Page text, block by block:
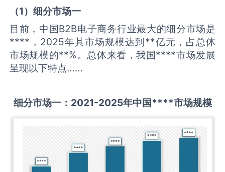
（1）细分市场一
目前，中国B2B电子商务行业最大的细分市场是
****，2025年其市场规模达到**亿元，占总体
市场规模的**%。总体来看，我国****市场发展
呈现以下特点……
细分市场一： 2021-2025年中国****市场规模